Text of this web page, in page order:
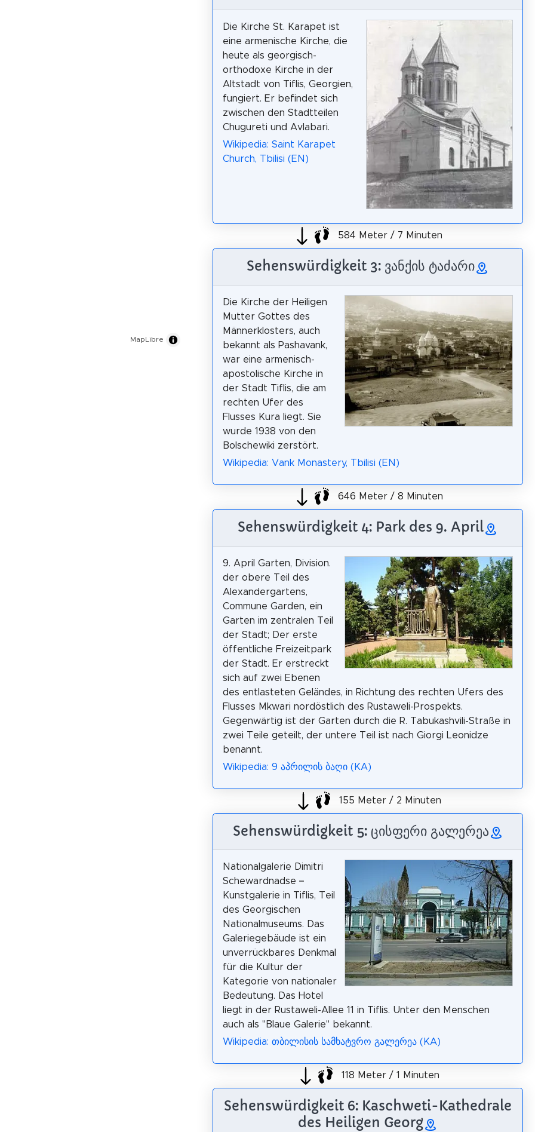
MapLibre
Die Kirche St. Karapet ist
eine armenische Kirche, die
heute als georgisch-
orthodoxe Kirche in der
Altstadt von Tiflis, Georgien,
fungiert. Er befindet sich
zwischen den Stadtteilen
Chugureti und Avlabari.
Wikipedia: Saint Karapet
Church, Tbilisi (EN)
584 Meter / 7 Minuten
Sehenswürdigkeit 3: ვანქის ტაძარი
Die Kirche der Heiligen
Mutter Gottes des
Männerklosters, auch
bekannt als Pashavank,
war eine armenisch-
apostolische Kirche in
der Stadt Tiflis, die am
rechten Ufer des
Flusses Kura liegt. Sie
wurde 1938 von den
Bolschewiki zerstört.
Wikipedia: Vank Monastery, Tbilisi (EN)
646 Meter / 8 Minuten
Sehenswürdigkeit 4: Park des 9. April
9. April Garten, Division.
der obere Teil des
Alexandergartens,
Commune Garden, ein
Garten im zentralen Teil
der Stadt; Der erste
öffentliche Freizeitpark
der Stadt. Er erstreckt
sich auf zwei Ebenen
des entlasteten Geländes, in Richtung des rechten Ufers des
Flusses Mkwari nordöstlich des Rustaweli-Prospekts.
Gegenwärtig ist der Garten durch die R. Tabukashvili-Straße in
zwei Teile geteilt, der untere Teil ist nach Giorgi Leonidze
benannt.
Wikipedia: 9 აპრილის ბაღი (KA)
155 Meter / 2 Minuten
Sehenswürdigkeit 5: ცისფერი გალერეა
Nationalgalerie Dimitri
Schewardnadse –
Kunstgalerie in Tiflis, Teil
des Georgischen
Nationalmuseums. Das
Galeriegebäude ist ein
unverrückbares Denkmal
für die Kultur der
Kategorie von nationaler
Bedeutung. Das Hotel
liegt in der Rustaweli-Allee 11 in Tiflis. Unter den Menschen
auch als "Blaue Galerie" bekannt.
Wikipedia: თბილისის სამხატვრო გალერეა (KA)
118 Meter / 1 Minuten
Sehenswürdigkeit 6: Kaschweti-Kathedrale
des Heiligen Georg